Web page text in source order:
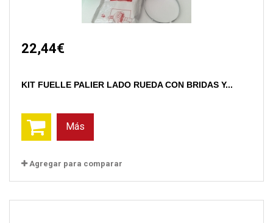
22,44€
KIT FUELLE PALIER LADO RUEDA CON BRIDAS Y...
Más
Agregar para comparar